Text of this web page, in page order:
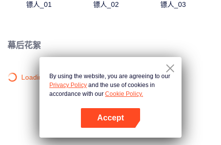
镖人_01 镖人_02 镖人_03
幕后花絮
Loading…By using the website, you are agreeing to our
Privacy Policy and the use of cookies in
accordance with our Cookie Policy.
Accept